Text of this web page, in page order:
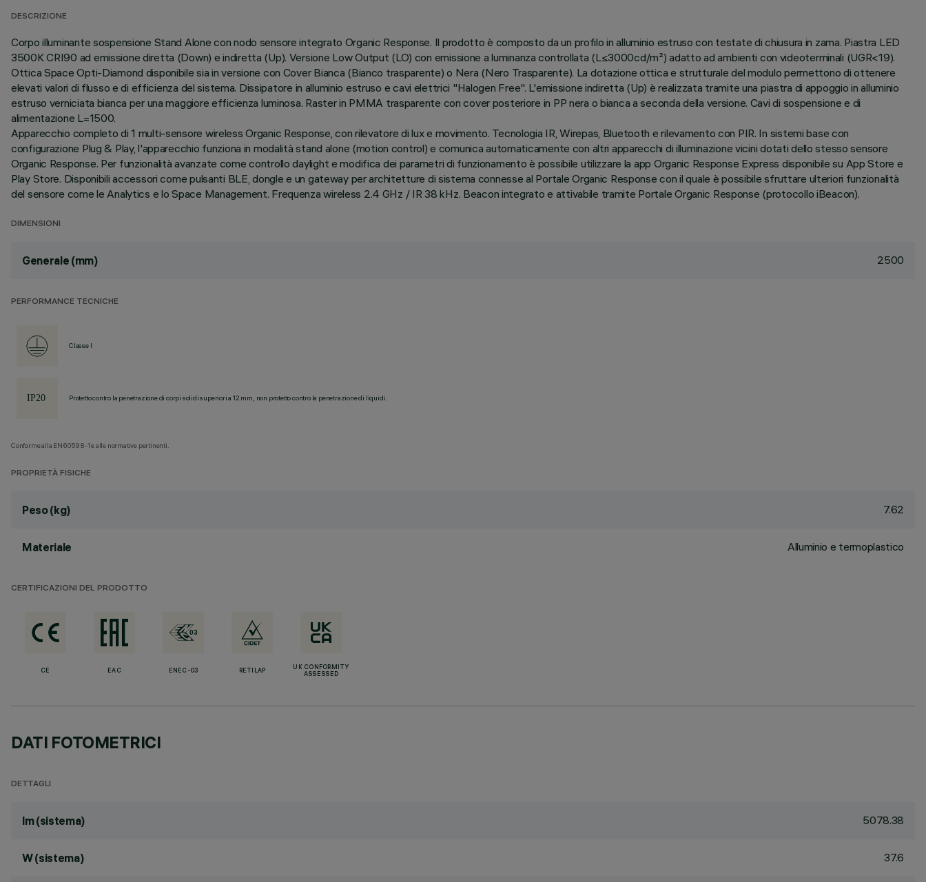
DESCRIZIONE
Corpo illuminante sospensione Stand Alone con nodo sensore integrato Organic Response. Il prodotto è composto da un profilo in alluminio estruso con testate di chiusura in zama. Piastra LED
3500K CRI90 ad emissione diretta (Down) e indiretta (Up). Versione Low Output (LO) con emissione a luminanza controllata (L≤3000cd/m²) adatto ad ambienti con videoterminali (UGR<19).
Ottica Space Opti-Diamond disponibile sia in versione con Cover Bianca (Bianco trasparente) o Nera (Nero Trasparente). La dotazione ottica e strutturale del modulo permettono di ottenere
elevati valori di flusso e di efficienza del sistema. Dissipatore in alluminio estruso e cavi elettrici "Halogen Free". L'emissione indiretta (Up) è realizzata tramite una piastra di appoggio in alluminio
estruso verniciata bianca per una maggiore efficienza luminosa. Raster in PMMA trasparente con cover posteriore in PP nera o bianca a seconda della versione. Cavi di sospensione e di
alimentazione L=1500.
Apparecchio completo di 1 multi-sensore wireless Organic Response, con rilevatore di lux e movimento. Tecnologia IR, Wirepas, Bluetooth e rilevamento con PIR. In sistemi base con
configurazione Plug & Play, l'apparecchio funziona in modalità stand alone (motion control) e comunica automaticamente con altri apparecchi di illuminazione vicini dotati dello stesso sensore
Organic Response. Per funzionalità avanzate come controllo daylight e modifica dei parametri di funzionamento è possibile utilizzare la app Organic Response Express disponibile su App Store e
Play Store. Disponibili accessori come pulsanti BLE, dongle e un gateway per architetture di sistema connesse al Portale Organic Response con il quale è possibile sfruttare ulteriori funzionalità
del sensore come le Analytics e lo Space Management. Frequenza wireless 2.4 GHz / IR 38 kHz. Beacon integrato e attivabile tramite Portale Organic Response (protocollo iBeacon).
DIMENSIONI
Generale (mm) 2500
PERFORMANCE TECNICHE
Classe I
Protetto contro la penetrazione di corpi solidi superiori a 12 mm, non protetto contro la penetrazione di liquidi.
Conforme alla EN60598-1 e alle normative pertinenti.
PROPRIETÀ FISICHE
Peso (kg) 7.62
Materiale Alluminio e termoplastico
CERTIFICAZIONI DEL PRODOTTO
CE EAC ENEC-03 RETILAP
UK CONFORMITY
ASSESSED
DATI FOTOMETRICI
DETTAGLI
lm (sistema) 5078.38
W (sistema) 37.6